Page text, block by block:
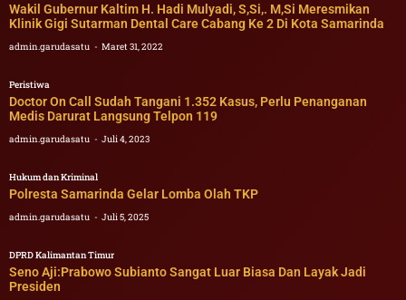
Wakil Gubernur Kaltim H. Hadi Mulyadi, S,Si,. M,Si Meresmikan
Klinik Gigi Sutarman Dental Care Cabang Ke 2 Di Kota Samarinda
admin.garudasatu Maret 31, 2022
Peristiwa
Doctor On Call Sudah Tangani 1.352 Kasus, Perlu Penanganan
Medis Darurat Langsung Telpon 119
admin.garudasatu Juli 4, 2023
Hukum dan Kriminal
Polresta Samarinda Gelar Lomba Olah TKP
admin.garudasatu Juli 5, 2025
DPRD Kalimantan Timur
Seno Aji:Prabowo Subianto Sangat Luar Biasa Dan Layak Jadi
Presiden